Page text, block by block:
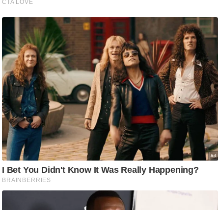
फ
रं
ज
न
ज
ग
त
बॉ
ली
वु
ड
हॉ
ली